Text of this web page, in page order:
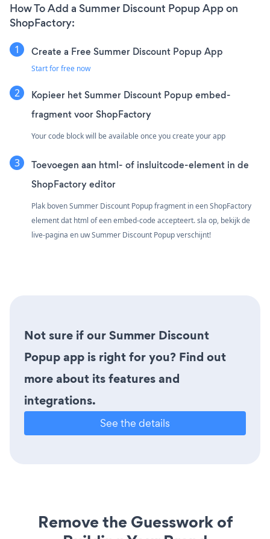
How To Add a Summer Discount Popup App on
ShopFactory:
Create a Free Summer Discount Popup App
Start for free now
Kopieer het Summer Discount Popup embed-
fragment voor ShopFactory
Your code block will be available once you create your app
Toevoegen aan html- of insluitcode-element in de
ShopFactory editor
Plak boven Summer Discount Popup fragment in een ShopFactory
element dat html of een embed-code accepteert. sla op, bekijk de
live-pagina en uw Summer Discount Popup verschijnt!
Not sure if our Summer Discount
Popup app is right for you? Find out
more about its features and
integrations.
See the details
Remove the Guesswork of